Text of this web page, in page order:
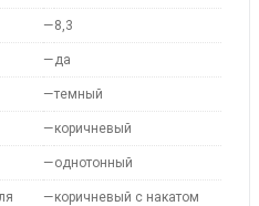
—8,3
—да
—темный
—коричневый
—однотонный
—коричневый с накатом